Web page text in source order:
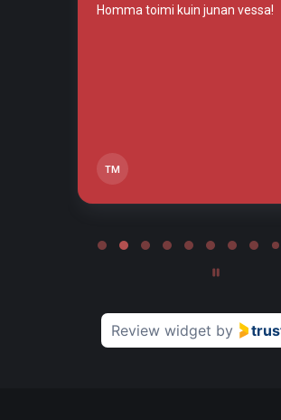
Homma toimi kuin junan vessa!
TM
Review widget by